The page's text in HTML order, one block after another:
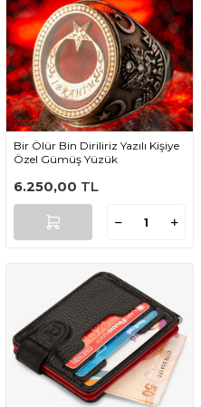
Bir Ölür Bin Diriliriz Yazılı Kişiye
Özel Gümüş Yüzük
6.250,00 TL